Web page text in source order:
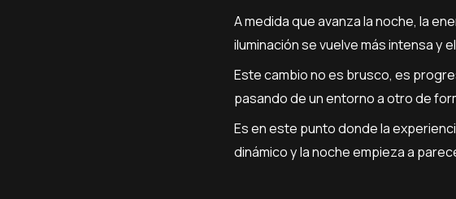
A medida que avanza la noche, la
iluminación se vuelve más intensa y
Este cambio no es brusco, es
pasando de un entorno a otro de
Es en este punto donde la
dinámico y la noche empieza a